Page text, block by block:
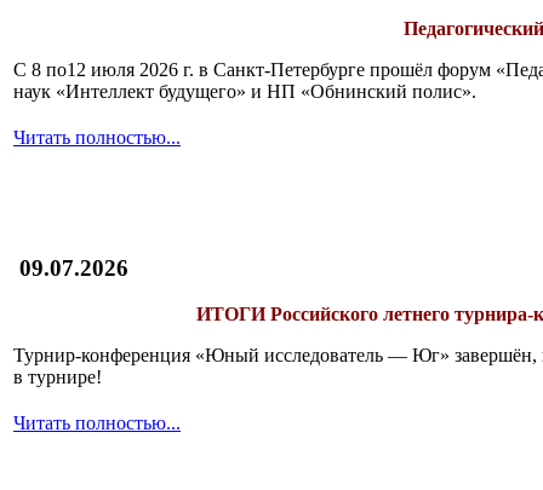
С 8 по12 июля 2026 г. в Санкт-Петербурге прошёл форум
наук «Интеллект будущего» и НП «Обнинский полис».
Читать полностью...
09.07.2026
ИТОГИРоссийского летнего
Турнир-конференция «Юный исследователь — Юг» завершён,
в турнире!
Читать полностью...